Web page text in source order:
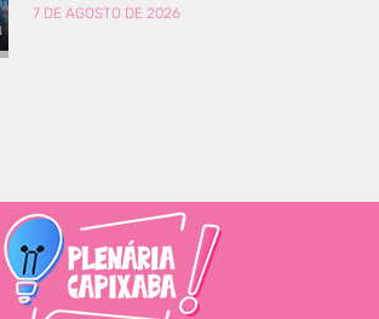
7 DE AGOSTO DE 2026